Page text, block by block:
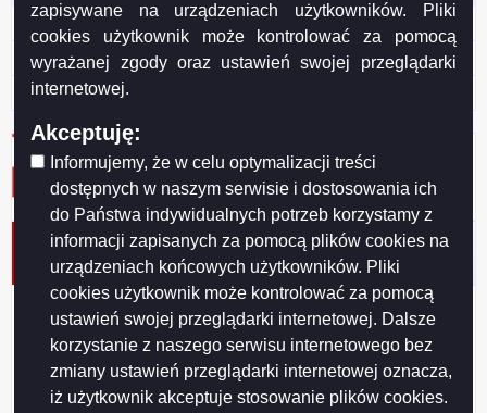
zapisywane na urządzeniach użytkowników. Pliki
cookies użytkownik może kontrolować za pomocą
wyrażanej zgody oraz ustawień swojej przeglądarki
internetowej.
Akceptuję:
Informujemy, że w celu optymalizacji treści
dostępnych w naszym serwisie i dostosowania ich
do Państwa indywidualnych potrzeb korzystamy z
informacji zapisanych za pomocą plików cookies na
urządzeniach końcowych użytkowników. Pliki
cookies użytkownik może kontrolować za pomocą
ustawień swojej przeglądarki internetowej. Dalsze
korzystanie z naszego serwisu internetowego bez
zmiany ustawień przeglądarki internetowej oznacza,
iż użytkownik akceptuje stosowanie plików cookies.
XML
JSON
CSV
Podatek od środków transportowych osób fizycznych i
osób prawnych - naliczenie podatku
Organem właściwym w sprawach podatku od środków transportowych jest
organ podatkowy, na którego terenie znajduje się miejsce zamieszkania
lub siedziba podatnika, a w przypadku przedsiębiorstwa
wielozakładowego lub podmiotu, w którego skład wchodzą wydzielone
jednostki organizacyjne - organ podatkowy, na terenie którego znajduje się
zakład lub jednostka posiadająca środki transportowe podlegające